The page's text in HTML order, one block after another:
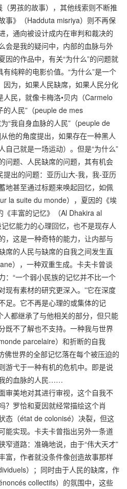
（男孩的故事），其他线索则不断推
事》（Hadduta misriya）则不再保
，通向被设计成内在审判和裁决的
会是我的疑问中，内部的血脉与外
因的作品中，有关“为什么”的问题就
纯粹的电影价值。“为什么”是一个
因为，如果人民缺席，如果人民分化
人民，就像卡梅洛•贝内（Carmelo
的人民”（peuple de mes
“我自身血脉的人民”（peuple de
他的角度提出，如果存在一种黑人
自己就是一场运动）。但是“为什么”
问题、人民缺席的问题，其有机会
提出的问题：亚历山大-我，我-亚历
地甚至通过标题来唤起回忆，如佩
la suite du monde），夏因的《埃
丰富的记忆》（Al Dhakira al
忆能力的心理回忆，也不是现存人
，这是一种奇特的能力，让内部与
席的人民与缺席的自我之间发生直
），一种双重生成。卡夫卡曾谈
：“一个弱小民族的记忆并不比一个
现有素材的研究更深入。”它在深度
足。它不再是心理的或集体的记
人都继承了与他相关的部分，但只能
既不了解也不支持。一种我与世界
parcelaire）和折断的自我
佛世界的全部记忆落在每个被压迫的
游弋于一种有机的危机中。即是说
我的血脉的人民……
美地对其进行审视，这个自我不
？罗恰和夏因就经常描绘这个肖
态（état de colonisé）决裂，但这
能实现。卡夫卡曾指出另外一条道
窄道路：准确地说，由于“伟大天才”
富，作者就没条件像创造故事那样
）；同时由于人民的缺席，作
collectifs）的氛围中，这些